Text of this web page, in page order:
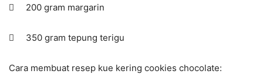
 200 gram margarin
 350 gram tepung terigu
Cara membuat resep kue kering cookies chocolate: